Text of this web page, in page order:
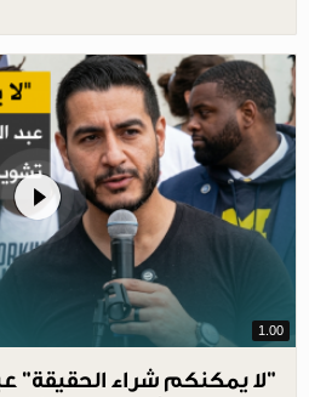
1.00
"لا يمكنكم شراء الحقيقة"